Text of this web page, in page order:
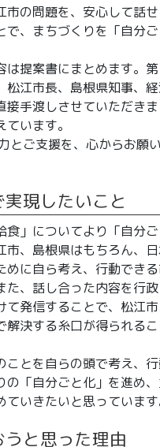
市の問題を、安心して話
で、まちづくりを「自分
は提案書にまとめます。
松江市長、島根県知事、
接手渡しさせていただき
います。
とご支援を、心からお願
現したいこと
食」についてより「自分
市、島根県はもちろん、
めに自ら考え、行動でき
た、話し合った内容を行政
て発信することで、松江
解決する糸口が得られる
ことを自らの頭で考え、
の「自分ごと化」を進め
ていきたいと思っています
と思った理由